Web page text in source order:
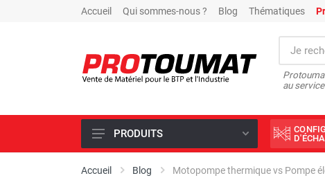
Accueil Qui sommes-nous ? Blog Thématiques
au
PROMOTIONS D'USINE
PRODUITS
Accueil Blog Motopompe thermique vs Pompe